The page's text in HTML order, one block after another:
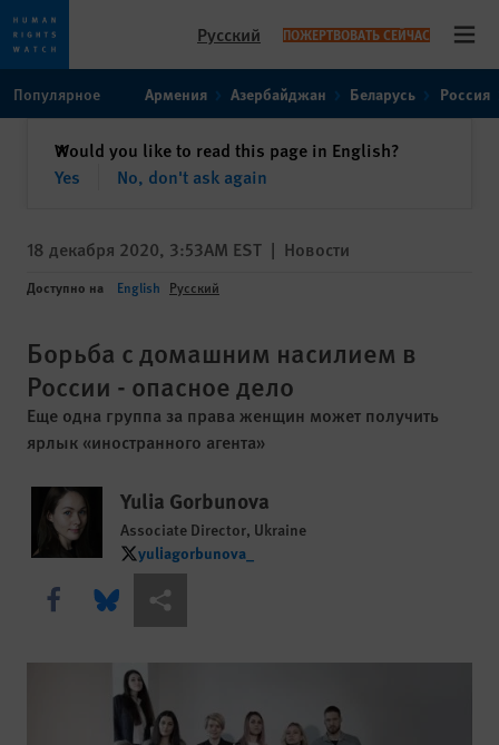
toto
content
Русский ПОЖЕРТВОВАТЬ СЕЙЧАС
Популярное Армения Азербайджан Беларусь Россия
Would you like to read this page in English?
Yes
No, don't ask again
✕закрыть
18 декабря 2020, 3:53AM EST | Новости
Доступно на English Русский
Борьба с домашним насилием в
России - опасное дело
Еще одна группа за права женщин может получить
ярлык «иностранного агента»
Yulia Gorbunova
Associate Director, Ukraine
yuliagorbunova_
yuliagorbunova_
Share this via Facebook
Share this via Bluesky
Share this via Поделиться